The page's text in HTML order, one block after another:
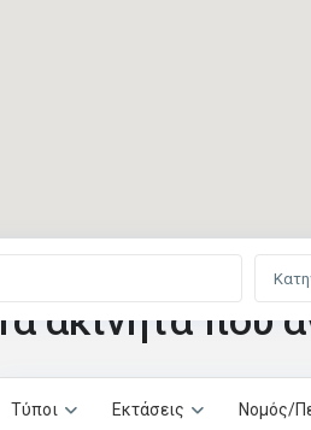
Τα ακίνητα που
Τύποι Εκτάσεις Νομός/